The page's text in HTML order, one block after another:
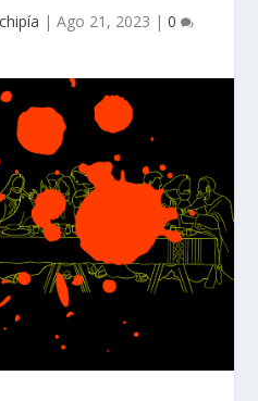
| Ago 21, 2023 | 0